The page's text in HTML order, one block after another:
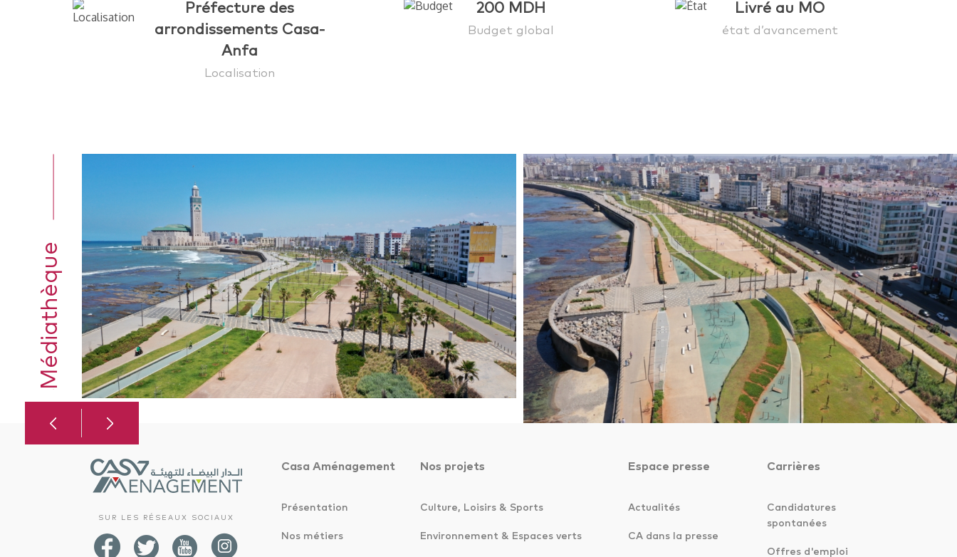
Préfecture des
arrondissements Casa-
Anfa
Localisation
200 MDH
Budget global
Livré au MO
état d’avancement
Médiathèque
SUR LES RÉSEAUX SOCIAUX
Casa Aménagement
Présentation
Nos métiers
Nos projets
Culture, Loisirs & Sports
Environnement & Espaces verts
Espace presse
Actualités
CA dans la presse
Carrières
Candidatures
spontanées
Offres d'emploi